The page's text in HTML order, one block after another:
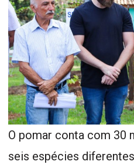
O pomar conta com 30
seis espécies